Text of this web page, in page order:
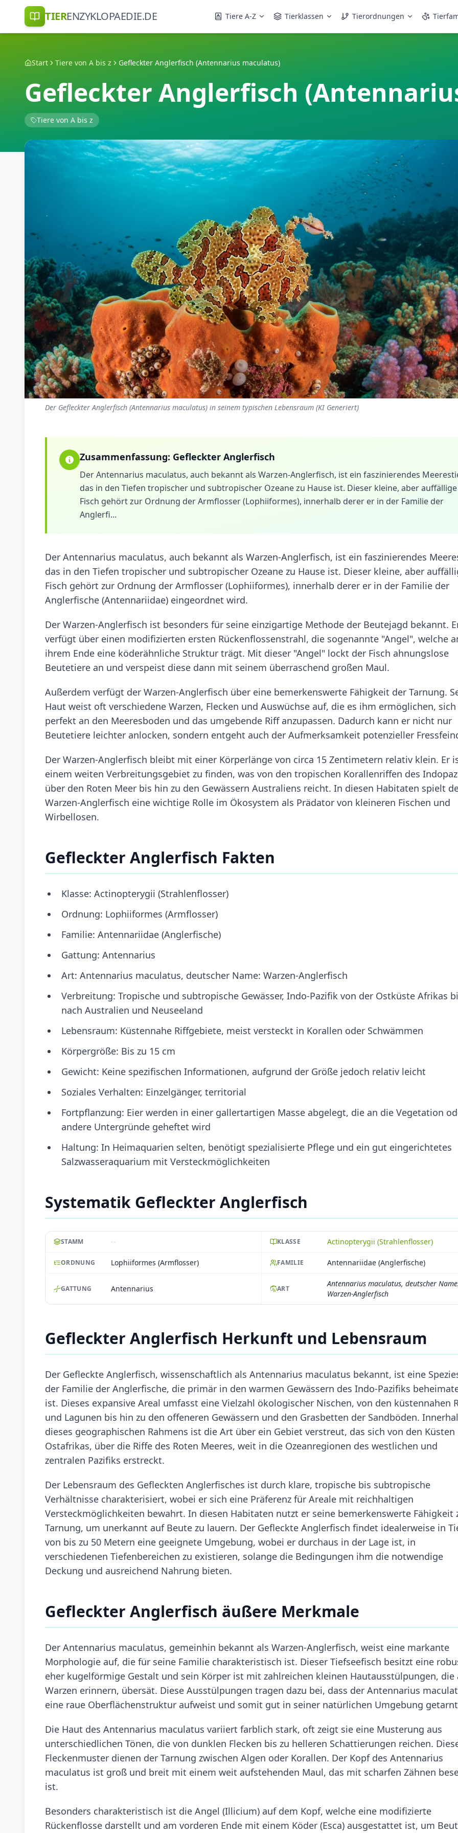
TIERENZYKLOPAEDIE.DE Tiere A-Z Tierklassen Tierordnungen
Start Tiere von A bis z Gefleckter Anglerfisch (Antennarius maculatus)
Gefleckter Anglerfisch
Tiere von A bis z
Der Gefleckter Anglerfisch (Antennarius maculatus) in seinem typischen Lebensraum (KI Generiert)
Zusammenfassung: Gefleckter Anglerfisch
Der Antennarius maculatus, auch bekannt als Warzen-Anglerfisch, ist ein faszinierendes
das in den Tiefen tropischer und subtropischer Ozeane zu Hause ist. Dieser kleine, aber auffällige
Fisch gehört zur Ordnung der Armflosser (Lophiiformes), innerhalb derer er in der Familie der
Anglerfi...
Der Antennarius maculatus, auch bekannt als Warzen-Anglerfisch, ist ein faszinierendes
das in den Tiefen tropischer und subtropischer Ozeane zu Hause ist. Dieser kleine, aber
Fisch gehört zur Ordnung der Armflosser (Lophiiformes), innerhalb derer er in der Familie der
Anglerfische (Antennariidae) eingeordnet wird.
Der Warzen-Anglerfisch ist besonders für seine einzigartige Methode der Beutejagd bekannt.
verfügt über einen modifizierten ersten Rückenflossenstrahl, die sogenannte "Angel", welche
ihrem Ende eine köderähnliche Struktur trägt. Mit dieser "Angel" lockt der Fisch ahnungslose
Beutetiere an und verspeist diese dann mit seinem überraschend großen Maul.
Außerdem verfügt der Warzen-Anglerfisch über eine bemerkenswerte Fähigkeit der Tarnung.
Haut weist oft verschiedene Warzen, Flecken und Auswüchse auf, die es ihm ermöglichen, sich
perfekt an den Meeresboden und das umgebende Riff anzupassen. Dadurch kann er nicht nur
Beutetiere leichter anlocken, sondern entgeht auch der Aufmerksamkeit potenzieller
Der Warzen-Anglerfisch bleibt mit einer Körperlänge von circa 15 Zentimetern relativ klein. Er
einem weiten Verbreitungsgebiet zu finden, was von den tropischen Korallenriffen des
über den Roten Meer bis hin zu den Gewässern Australiens reicht. In diesen Habitaten spielt
Warzen-Anglerfisch eine wichtige Rolle im Ökosystem als Prädator von kleineren Fischen und
Wirbellosen.
Gefleckter Anglerfisch Fakten
Klasse: Actinopterygii (Strahlenflosser)
Ordnung: Lophiiformes (Armflosser)
Familie: Antennariidae (Anglerfische)
Gattung: Antennarius
Art: Antennarius maculatus, deutscher Name: Warzen-Anglerfisch
Verbreitung: Tropische und subtropische Gewässer, Indo-Pazifik von der Ostküste Afrikas
nach Australien und Neuseeland
Lebensraum: Küstennahe Riffgebiete, meist versteckt in Korallen oder Schwämmen
Körpergröße: Bis zu 15 cm
Gewicht: Keine spezifischen Informationen, aufgrund der Größe jedoch relativ leicht
Soziales Verhalten: Einzelgänger, territorial
Fortpflanzung: Eier werden in einer gallertartigen Masse abgelegt, die an die Vegetation
andere Untergründe geheftet wird
Haltung: In Heimaquarien selten, benötigt spezialisierte Pflege und ein gut eingerichtetes
Salzwasseraquarium mit Versteckmöglichkeiten
Systematik Gefleckter Anglerfisch
STAMM -- KLASSE Actinopterygii (Strahlenflosser)
ORDNUNG Lophiiformes (Armflosser) FAMILIE Antennariidae (Anglerfische)
GATTUNG Antennarius ART
Antennarius maculatus, deutscher
Warzen-Anglerfisch
Gefleckter Anglerfisch Herkunft und Lebensraum
Der Gefleckte Anglerfisch, wissenschaftlich als Antennarius maculatus bekannt, ist eine
der Familie der Anglerfische, die primär in den warmen Gewässern des Indo-Pazifiks
ist. Dieses expansive Areal umfasst eine Vielzahl ökologischer Nischen, von den küstennahen
und Lagunen bis hin zu den offeneren Gewässern und den Grasbetten der Sandböden.
dieses geographischen Rahmens ist die Art über ein Gebiet verstreut, das sich von den Küsten
Ostafrikas, über die Riffe des Roten Meeres, weit in die Ozeanregionen des westlichen und
zentralen Pazifiks erstreckt.
Der Lebensraum des Gefleckten Anglerfisches ist durch klare, tropische bis subtropische
Verhältnisse charakterisiert, wobei er sich eine Präferenz für Areale mit reichhaltigen
Versteckmöglichkeiten bewahrt. In diesen Habitaten nutzt er seine bemerkenswerte Fähigkeit
Tarnung, um unerkannt auf Beute zu lauern. Der Gefleckte Anglerfisch findet idealerweise in
von bis zu 50 Metern eine geeignete Umgebung, wobei er durchaus in der Lage ist, in
verschiedenen Tiefenbereichen zu existieren, solange die Bedingungen ihm die notwendige
Deckung und ausreichend Nahrung bieten.
Gefleckter Anglerfisch äußere Merkmale
Der Antennarius maculatus, gemeinhin bekannt als Warzen-Anglerfisch, weist eine markante
Morphologie auf, die für seine Familie charakteristisch ist. Dieser Tiefseefisch besitzt eine
eher kugelförmige Gestalt und sein Körper ist mit zahlreichen kleinen Hautausstülpungen, die
Warzen erinnern, übersät. Diese Ausstülpungen tragen dazu bei, dass der Antennarius
eine raue Oberflächenstruktur aufweist und somit gut in seiner natürlichen Umgebung
Die Haut des Antennarius maculatus variiert farblich stark, oft zeigt sie eine Musterung aus
unterschiedlichen Tönen, die von dunklen Flecken bis zu helleren Schattierungen reichen.
Fleckenmuster dienen der Tarnung zwischen Algen oder Korallen. Der Kopf des Antennarius
maculatus ist groß und breit mit einem weit aufstehenden Maul, das mit scharfen Zähnen
ist.
Besonders charakteristisch ist die Angel (Illicium) auf dem Kopf, welche eine modifizierte
Rückenflosse darstellt und am vorderen Ende mit einem Köder (Esca) ausgestattet ist, um